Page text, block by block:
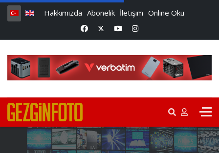
Hakkımızda Abonelik İletişim Online Oku